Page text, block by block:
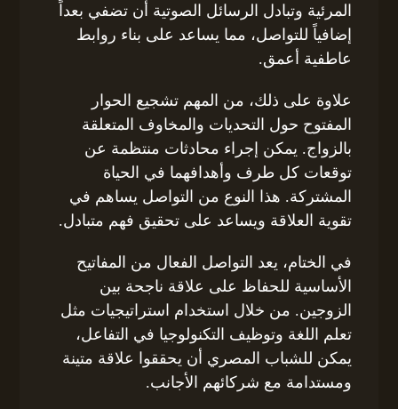
المرئية وتبادل الرسائل الصوتية أن تضفي بعداً
إضافياً للتواصل، مما يساعد على بناء روابط
عاطفية أعمق.
علاوة على ذلك، من المهم تشجيع الحوار
المفتوح حول التحديات والمخاوف المتعلقة
بالزواج. يمكن إجراء محادثات منتظمة عن
توقعات كل طرف وأهدافهما في الحياة
المشتركة. هذا النوع من التواصل يساهم في
تقوية العلاقة ويساعد على تحقيق فهم متبادل.
في الختام، يعد التواصل الفعال من المفاتيح
الأساسية للحفاظ على علاقة ناجحة بين
الزوجين. من خلال استخدام استراتيجيات مثل
تعلم اللغة وتوظيف التكنولوجيا في التفاعل،
يمكن للشباب المصري أن يحققوا علاقة متينة
ومستدامة مع شركائهم الأجانب.